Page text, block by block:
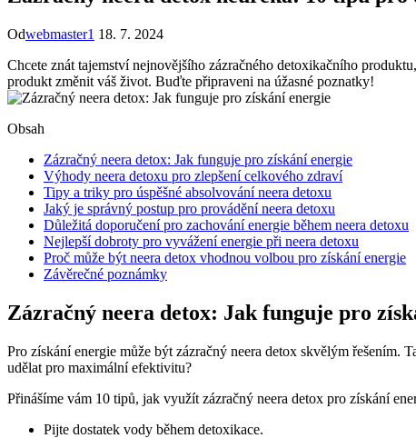
Odwebmaster1 18. 7. 2024
Chcete znát tajemství nejnovějšího zázračného detoxikačního produktu,
produkt změnit váš život. Buďte připraveni na úžasné poznatky!
Obsah
Zázračný neera detox: Jak funguje pro získání energie
Výhody neera detoxu pro zlepšení celkového zdraví
Tipy a triky pro úspěšné absolvování neera detoxu
Jaký je správný postup pro provádění neera detoxu
Důležitá doporučení pro zachování energie během neera detoxu
Nejlepší dobroty pro vyvážení energie při neera detoxu
Proč může být neera detox vhodnou volbou pro získání energie
Závěrečné poznámky
Zázračný neera detox: Jak funguje pro
Pro získání energie může být zázračný neera detox skvělým řešením.
udělat pro maximální efektivitu?
Přinášíme vám 10 tipů, jak využít zázračný neera detox pro získání
Pijte dostatek vody během detoxikace.